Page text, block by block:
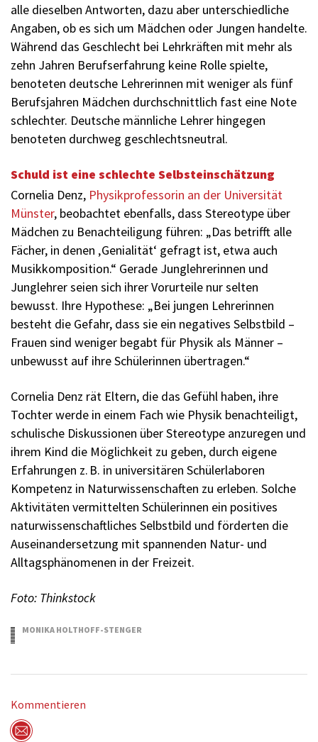
alle dieselben Antworten, dazu aber unterschiedliche
Angaben, ob es sich um Mädchen oder Jungen handelte.
Während das Geschlecht bei Lehrkräften mit mehr als
zehn Jahren Berufserfahrung keine Rolle spielte,
benoteten deutsche Lehrerinnen mit weniger als fünf
Berufsjahren Mädchen durchschnittlich fast eine Note
schlechter. Deutsche männliche Lehrer hingegen
benoteten durchweg geschlechtsneutral.
Schuld ist eine schlechte Selbsteinschätzung
Cornelia Denz, Physikprofessorin an der Universität
Münster, beobachtet ebenfalls, dass Stereotype über
Mädchen zu Benachteiligung führen: „Das betrifft alle
Fächer, in denen ‚Genialität‘ gefragt ist, etwa auch
Musikkomposition.“ Gerade Junglehrerinnen und
Junglehrer seien sich ihrer Vorurteile nur selten
bewusst. Ihre Hypothese: „Bei jungen Lehrerinnen
besteht die Gefahr, dass sie ein negatives Selbstbild –
Frauen sind weniger begabt für Physik als Männer –
unbewusst auf ihre Schülerinnen übertragen.“
Cornelia Denz rät Eltern, die das Gefühl haben, ihre
Tochter werde in einem Fach wie Physik benachteiligt,
schulische Diskussionen über Stereotype anzuregen und
ihrem Kind die Möglichkeit zu geben, durch eigene
Erfahrungen z. B. in universitären Schülerlaboren
Kompetenz in Naturwissenschaften zu erleben. Solche
Aktivitäten vermittelten Schülerinnen ein positives
naturwissenschaftliches Selbstbild und förderten die
Auseinandersetzung mit spannenden Natur- und
Alltagsphänomenen in der Freizeit.
Foto: Thinkstock
MONIKA HOLTHOFF-STENGER
Kommentieren